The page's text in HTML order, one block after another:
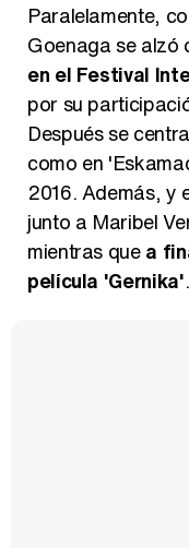
Paralelamente,
Goenaga se alzó
en el Festival
por su
Después se
como en
2016. Además, y
junto a Maribel
mientras quea
película 'Gernika'.